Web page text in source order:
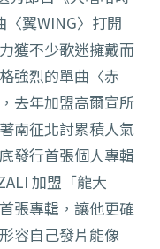
翼WING〉打開
獲不少歌迷擁戴而
強烈的單曲〈赤
去年加盟高爾宣所
南征北討累積人氣
發行首張個人專輯
加盟「龍大
張專輯，讓他更確
容自己發片能像